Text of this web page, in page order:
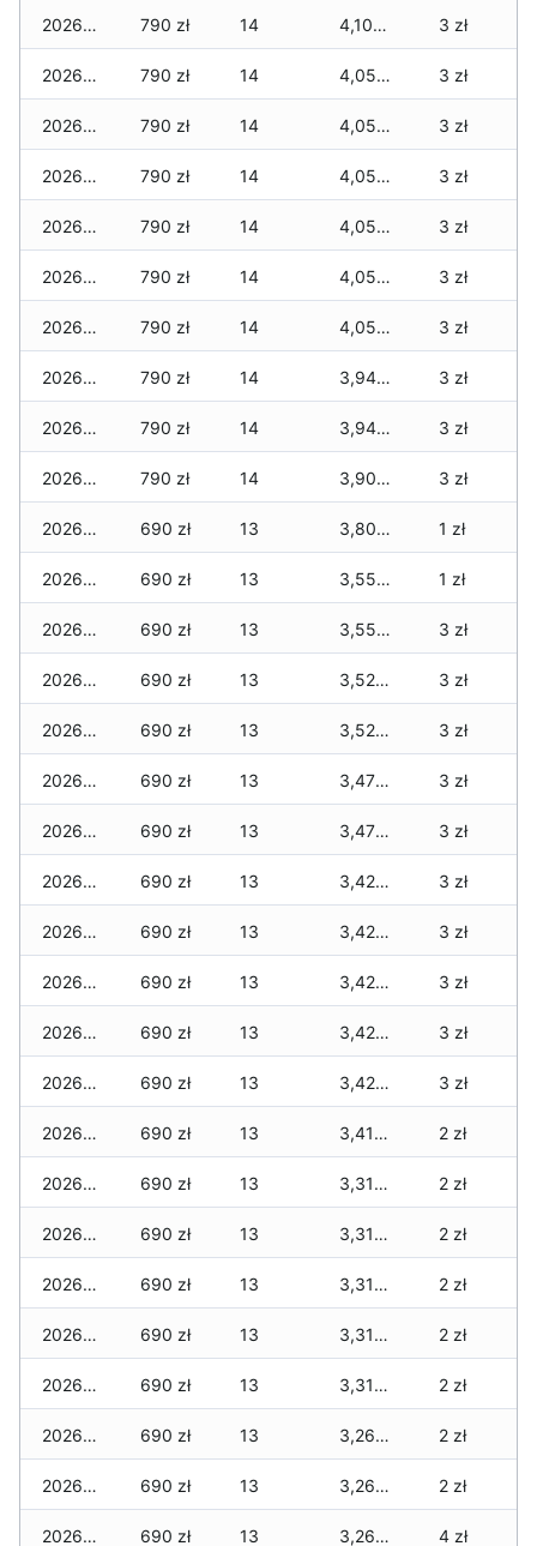
2026-07-27 790 zł 14 4,100 zł 3 zł
2026-07-26 790 zł 14 4,050 zł 3 zł
2026-07-24 790 zł 14 4,050 zł 3 zł
2026-07-23 790 zł 14 4,050 zł 3 zł
2026-07-22 790 zł 14 4,050 zł 3 zł
2026-07-21 790 zł 14 4,050 zł 3 zł
2026-07-20 790 zł 14 4,050 zł 3 zł
2026-07-18 790 zł 14 3,940 zł 3 zł
2026-07-17 790 zł 14 3,940 zł 3 zł
2026-07-16 790 zł 14 3,900 zł 3 zł
2026-07-15 690 zł 13 3,800 zł 1 zł
2026-07-14 690 zł 13 3,550 zł 1 zł
2026-07-13 690 zł 13 3,550 zł 3 zł
2026-07-12 690 zł 13 3,520 zł 3 zł
2026-07-11 690 zł 13 3,520 zł 3 zł
2026-07-10 690 zł 13 3,470 zł 3 zł
2026-07-09 690 zł 13 3,470 zł 3 zł
2026-07-08 690 zł 13 3,420 zł 3 zł
2026-07-07 690 zł 13 3,420 zł 3 zł
2026-07-06 690 zł 13 3,420 zł 3 zł
2026-07-05 690 zł 13 3,420 zł 3 zł
2026-07-04 690 zł 13 3,420 zł 3 zł
2026-07-03 690 zł 13 3,410 zł 2 zł
2026-07-02 690 zł 13 3,310 zł 2 zł
2026-07-01 690 zł 13 3,310 zł 2 zł
2026-06-30 690 zł 13 3,310 zł 2 zł
2026-06-28 690 zł 13 3,310 zł 2 zł
2026-06-27 690 zł 13 3,310 zł 2 zł
2026-06-26 690 zł 13 3,260 zł 2 zł
2026-06-25 690 zł 13 3,260 zł 2 zł
2026-06-24 690 zł 13 3,260 zł 4 zł